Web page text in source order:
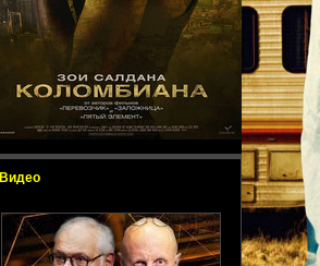
Видео